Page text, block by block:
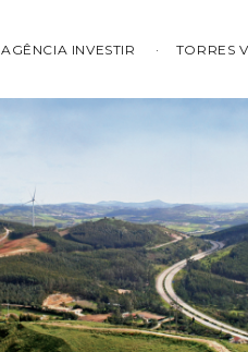
AGÊNCIA INVESTIR TORRES